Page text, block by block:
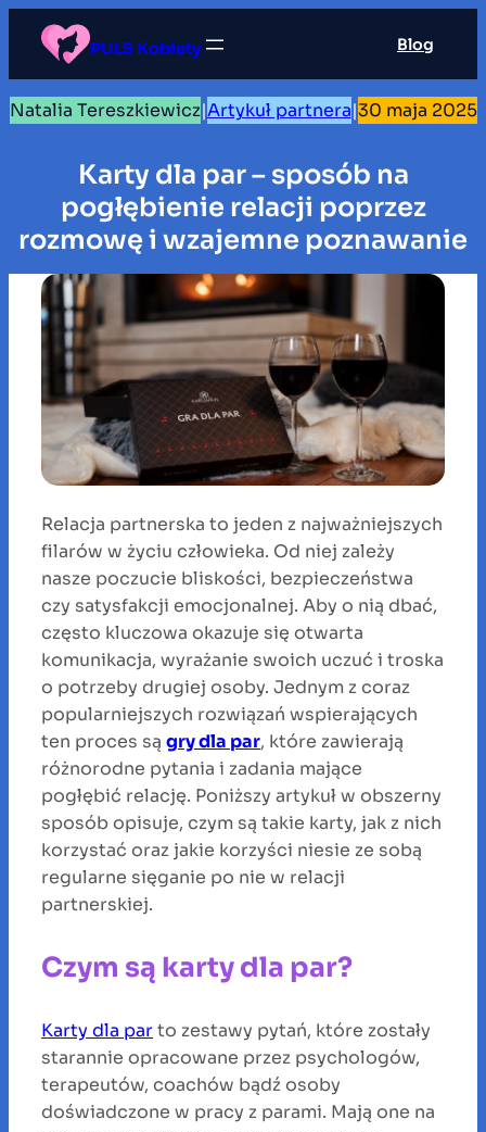
Przejdź
treści
PULS Kobiety Blog
Natalia Tereszkiewicz|Artykuł partnera|30 maja 2025
Karty dla par – sposób na
pogłębienie relacji poprzez
rozmowę i wzajemne poznawanie
Relacja partnerska to jeden z najważniejszych
filarów w życiu człowieka. Od niej zależy
nasze poczucie bliskości, bezpieczeństwa
czy satysfakcji emocjonalnej. Aby o nią dbać,
często kluczowa okazuje się otwarta
komunikacja, wyrażanie swoich uczuć i troska
o potrzeby drugiej osoby. Jednym z coraz
popularniejszych rozwiązań wspierających
ten proces są gry dla par, które zawierają
różnorodne pytania i zadania mające
pogłębić relację. Poniższy artykuł w obszerny
sposób opisuje, czym są takie karty, jak z nich
korzystać oraz jakie korzyści niesie ze sobą
regularne sięganie po nie w relacji
partnerskiej.
Czym są karty dla par?
Karty dla parto zestawy pytań, które zostały
starannie opracowane przez psychologów,
terapeutów, coachów bądź osoby
doświadczone w pracy z parami. Mają one na